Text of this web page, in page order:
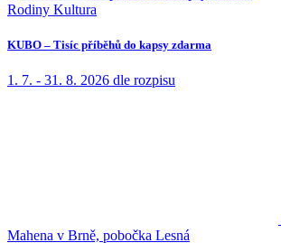
Rodiny Kultura
KUBO – Tisíc příběhů do kapsy zdarma
1. 7. - 31. 8. 2026 dle rozpisu
Mahena v Brně, pobočka Lesná